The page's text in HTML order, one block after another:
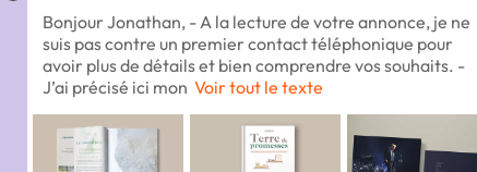
Bonjour Jonathan, - A la lecture de votre annonce, je ne
suis pas contre un premier contact téléphonique pour
avoir plus de détails et bien comprendre vos souhaits. -
J’ai précisé ici mon Voir tout le texte